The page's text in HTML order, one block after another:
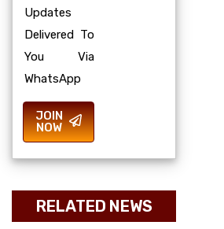
Updates
Delivered To
You Via
WhatsApp
JOIN
NOW
RELATED NEWS